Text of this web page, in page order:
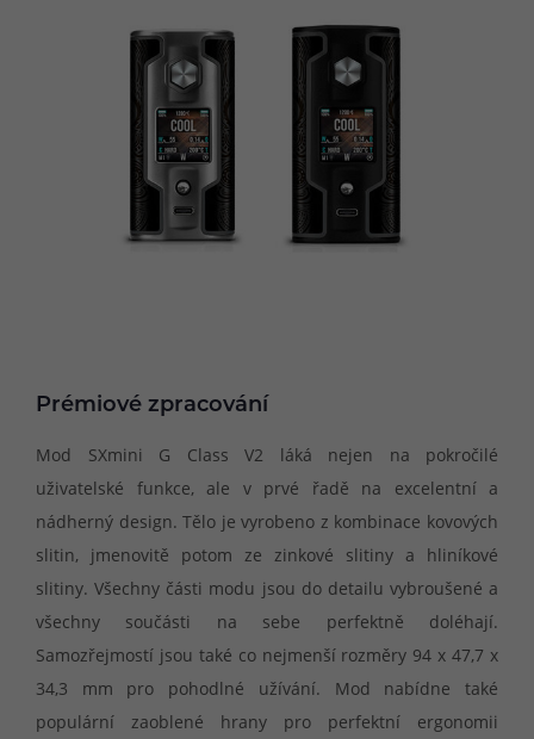
Prémiové zpracování
Mod SXmini G Class V2 láká nejen na pokročilé
uživatelské funkce, ale v prvé řadě na excelentní a
nádherný design. Tělo je vyrobeno z kombinace kovových
slitin, jmenovitě potom ze zinkové slitiny a hliníkové
slitiny. Všechny části modu jsou do detailu vybroušené a
všechny součásti na sebe perfektně doléhají.
Samozřejmostí jsou také co nejmenší rozměry 94 x 47,7 x
34,3 mm pro pohodlné užívání. Mod nabídne také
populární zaoblené hrany pro perfektní ergonomii